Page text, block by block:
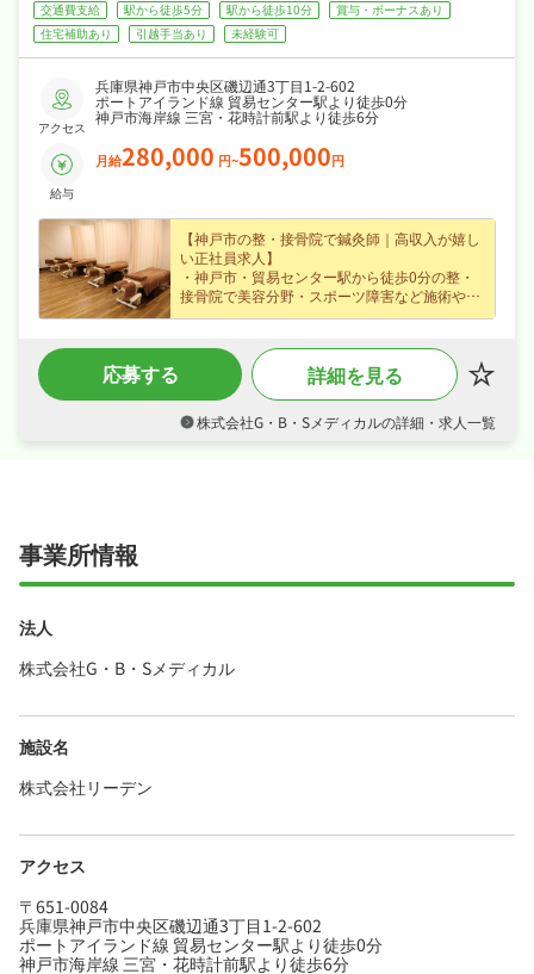
交通費支給
駅から徒歩5分 駅から徒歩10分
賞与・ボーナスあり
住宅補助あり
引越手当あり 未経験可
アクセス
兵庫県神戸市中央区磯辺通3丁目1-2-602
ポートアイランド線 貿易センター駅より徒歩0分
神戸市海岸線 三宮・花時計前駅より徒歩6分
給与
月給280,000 円~500,000円
【神戸市の整・接骨院で鍼灸師｜高収入が嬉し
い正社員求人】
・神戸市・貿易センター駅から徒歩0分の整・
接骨院で美容分野・スポーツ障害など施術やリ
ハビリに携われる鍼灸師求人、経験不問なので
・正社員で月給28〜50万円、賞与ありなど好待
遇で、安定した収入を目指せます♪
・完全週休2日制・年間休日117日、日勤のみで
も取りやすくプライベートも大切にしながら働
応募する 詳細を見る
株式会社G・B・Sメディカルの詳細・求人一覧
事業所情報
法人
株式会社G・B・Sメディカル
施設名
株式会社リーデン
アクセス
〒651-0084
兵庫県神戸市中央区磯辺通3丁目1-2-602
ポートアイランド線 貿易センター駅より徒歩0分
神戸市海岸線 三宮・花時計前駅より徒歩6分